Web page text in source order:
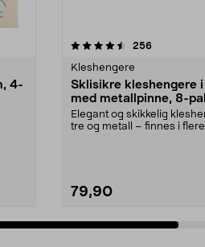
4-
256anmeldelser
Kleshengere
Sklisikre kleshengere
med metallpinne, 8-
Elegant og skikkelig
tre og metall – finnes i
79,90
4.5av 5 stjerner